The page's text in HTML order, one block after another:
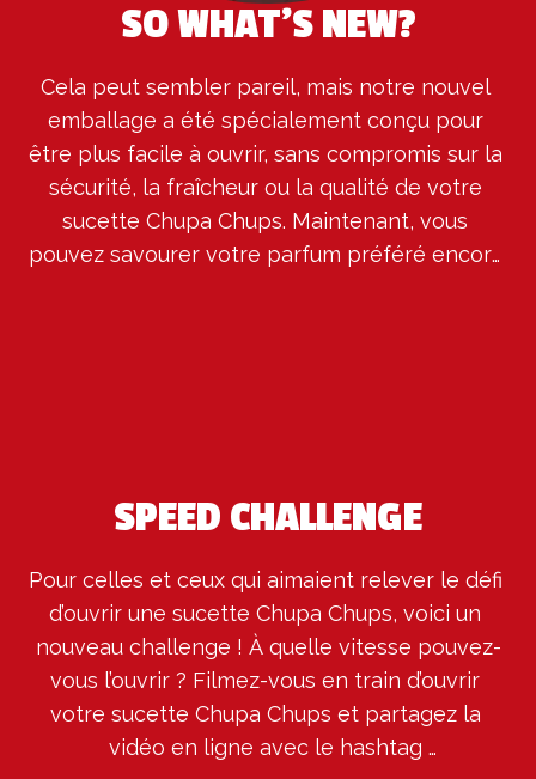
SO WHAT’S NEW?
Cela peut sembler pareil, mais notre nouvel
emballage a été spécialement conçu pour
être plus facile à ouvrir, sans compromis sur la
sécurité, la fraîcheur ou la qualité de votre
sucette Chupa Chups. Maintenant, vous
pouvez savourer votre parfum préféré encore
SPEED CHALLENGE
Pour celles et ceux qui aimaient relever le défi
d’ouvrir une sucette Chupa Chups, voici un
nouveau challenge ! À quelle vitesse pouvez-
vous l’ouvrir ? Filmez-vous en train d’ouvrir
votre sucette Chupa Chups et partagez la
vidéo en ligne avec le hashtag